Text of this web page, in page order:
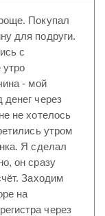
Покупал
для подруги.
с
- мой
денег через
не хотелось
утром
Я сделал
он сразу
Заходим
на
через